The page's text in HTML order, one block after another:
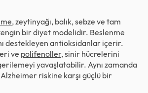
, zeytinyağı, balık, sebze ve tam
bir diyet modelidir. Beslenme
destekleyen antioksidanlar içerir.
ve polifenoller, sinir hücrelerini
yavaşlatabilir. Aynı zamanda
riskine karşı güçlü bir